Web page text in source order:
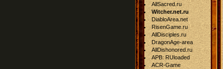
AllSacred.ru
Witcher.net.ru
DiabloArea.net
RisenGame.ru
AllDisciples.ru
DragonAge-area
AllDishonored.ru
APB: RUloaded
ACR-Game